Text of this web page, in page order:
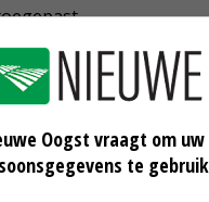
Oogst vraagt om
te